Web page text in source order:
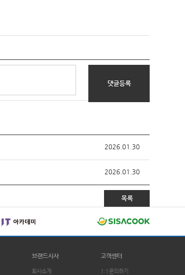
댓글등록
2026.01.30
2026.01.30
목록
브랜드시사
회사소개
고객센터
1:1문의하기